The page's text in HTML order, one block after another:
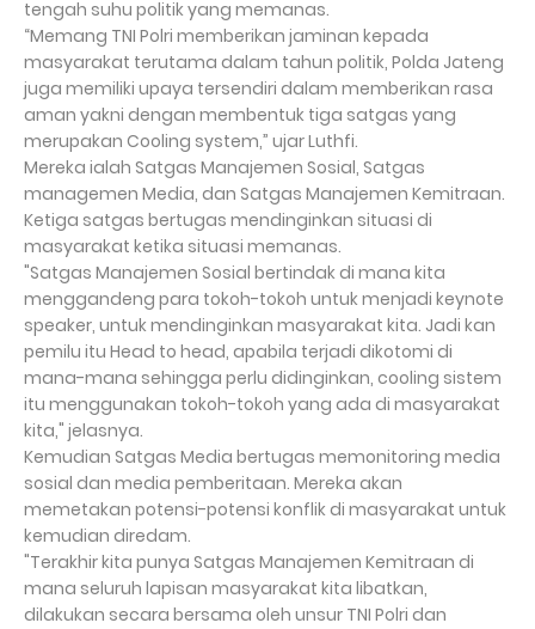
tengah suhu politik yang memanas.
“Memang TNI Polri memberikan jaminan kepada
masyarakat terutama dalam tahun politik, Polda Jateng
juga memiliki upaya tersendiri dalam memberikan rasa
aman yakni dengan membentuk tiga satgas yang
merupakan Cooling system,” ujar Luthfi.
Mereka ialah Satgas Manajemen Sosial, Satgas
managemen Media, dan Satgas Manajemen Kemitraan.
Ketiga satgas bertugas mendinginkan situasi di
masyarakat ketika situasi memanas.
"Satgas Manajemen Sosial bertindak di mana kita
menggandeng para tokoh-tokoh untuk menjadi keynote
speaker, untuk mendinginkan masyarakat kita. Jadi kan
pemilu itu Head to head, apabila terjadi dikotomi di
mana-mana sehingga perlu didinginkan, cooling sistem
itu menggunakan tokoh-tokoh yang ada di masyarakat
kita," jelasnya.
Kemudian Satgas Media bertugas memonitoring media
sosial dan media pemberitaan. Mereka akan
memetakan potensi-potensi konflik di masyarakat untuk
kemudian diredam.
"Terakhir kita punya Satgas Manajemen Kemitraan di
mana seluruh lapisan masyarakat kita libatkan,
dilakukan secara bersama oleh unsur TNI Polri dan